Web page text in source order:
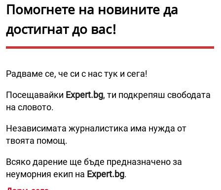
Помогнете на новините да
достигнат до вас!
Радваме се, че си с нас тук и сега!
Посещавайки Expert.bg, ти подкрепяш свободата
на словото.
Независимата журналистика има нужда от
твоята помощ.
Всяко дарение ще бъде предназначено за
неуморния екип на Expert.bg.